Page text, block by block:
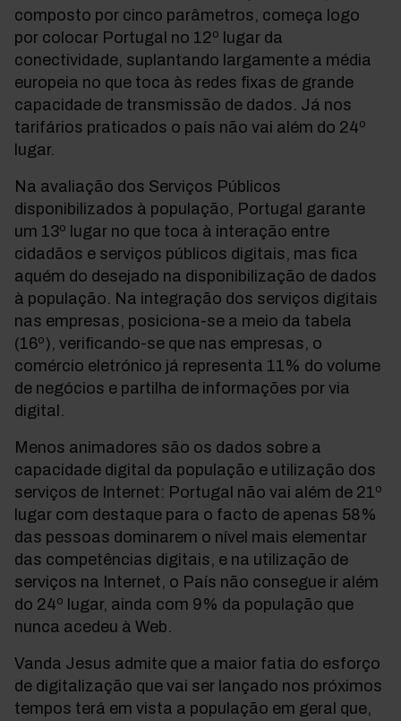
composto por cinco parâmetros, começa logo
por colocar Portugal no 12º lugar da
conectividade, suplantando largamente a média
europeia no que toca às redes fixas de grande
capacidade de transmissão de dados. Já nos
tarifários praticados o país não vai além do 24º
lugar.
Na avaliação dos Serviços Públicos
disponibilizados à população, Portugal garante
um 13º lugar no que toca à interação entre
cidadãos e serviços públicos digitais, mas fica
aquém do desejado na disponibilização de dados
à população. Na integração dos serviços digitais
nas empresas, posiciona-se a meio da tabela
(16º), verificando-se que nas empresas, o
comércio eletrónico já representa 11% do volume
de negócios e partilha de informações por via
digital.
Menos animadores são os dados sobre a
capacidade digital da população e utilização dos
serviços de Internet: Portugal não vai além de 21º
lugar com destaque para o facto de apenas 58%
das pessoas dominarem o nível mais elementar
das competências digitais, e na utilização de
serviços na Internet, o País não consegue ir além
do 24º lugar, ainda com 9% da população que
nunca acedeu à Web.
Vanda Jesus admite que a maior fatia do esforço
de digitalização que vai ser lançado nos próximos
tempos terá em vista a população em geral que,